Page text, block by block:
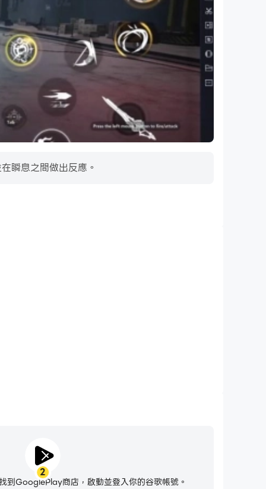
瞬息之間做出反應。
2
到GooglePlay商店，啟動並登入你的谷歌帳號。